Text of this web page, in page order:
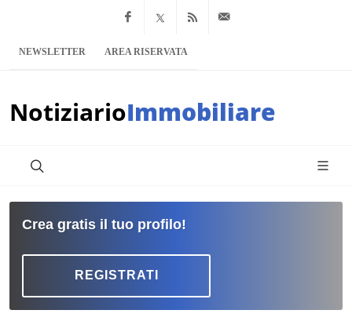
Facebook
x.com Feed RSS
NEWSLETTER AREA RISERVATA
NotiziarioImmobiliare
Crea gratis il tuo profilo!
REGISTRATI